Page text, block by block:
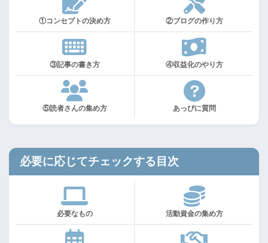
①コンセプトの決め方 ②ブログの作り方
③記事の書き方 ④収益化のやり方
⑤読者さんの集め方 あっぴに質問
必要に応じてチェックする目次
必要なもの 活動資金の集め方